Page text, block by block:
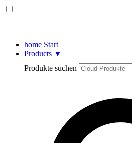
home Start
Products ▼
Produkte suchen